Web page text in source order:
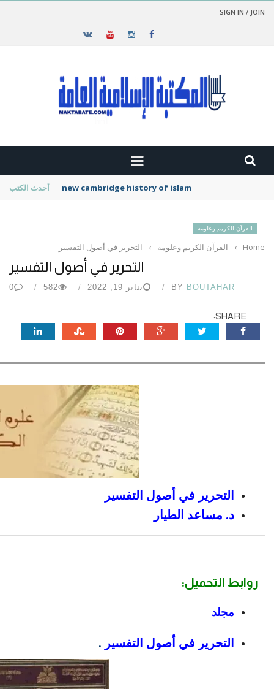
SIGN IN / JOIN
أحدث الكتب new cambridge history of islam
القرآن الكريم وعلومه
Home
› القرآن الكريم وعلومه › التحرير في أصول التفسير
التحرير في أصول التفسير
BY BOUTAHAR يناير 19, 2022 582
0
SHARE:
التحرير في أصول التفسير
د. مساعد الطيار
روابط التحميل:
مجلد
التحرير في أصول التفسير .